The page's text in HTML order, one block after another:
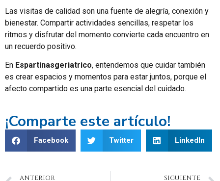
Las visitas de calidad son una fuente de alegría, conexión y
bienestar. Compartir actividades sencillas, respetar los
ritmos y disfrutar del momento convierte cada encuentro en
un recuerdo positivo.
En Espartinasgeriatrico, entendemos que cuidar también
es crear espacios y momentos para estar juntos, porque el
afecto compartido es una parte esencial del cuidado.
¡Comparte este artículo!
Facebook Twitter LinkedIn
ANTERIOR SIGUIENTE